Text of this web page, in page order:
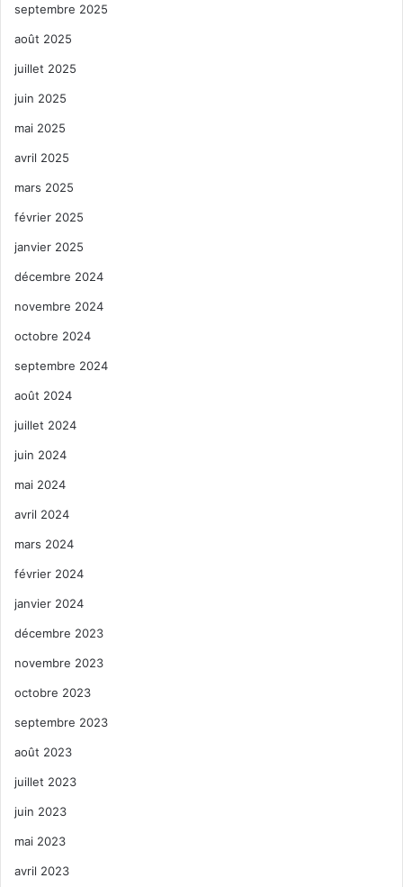
septembre 2025
août 2025
juillet 2025
juin 2025
mai 2025
avril 2025
mars 2025
février 2025
janvier 2025
décembre 2024
novembre 2024
octobre 2024
septembre 2024
août 2024
juillet 2024
juin 2024
mai 2024
avril 2024
mars 2024
février 2024
janvier 2024
décembre 2023
novembre 2023
octobre 2023
septembre 2023
août 2023
juillet 2023
juin 2023
mai 2023
avril 2023